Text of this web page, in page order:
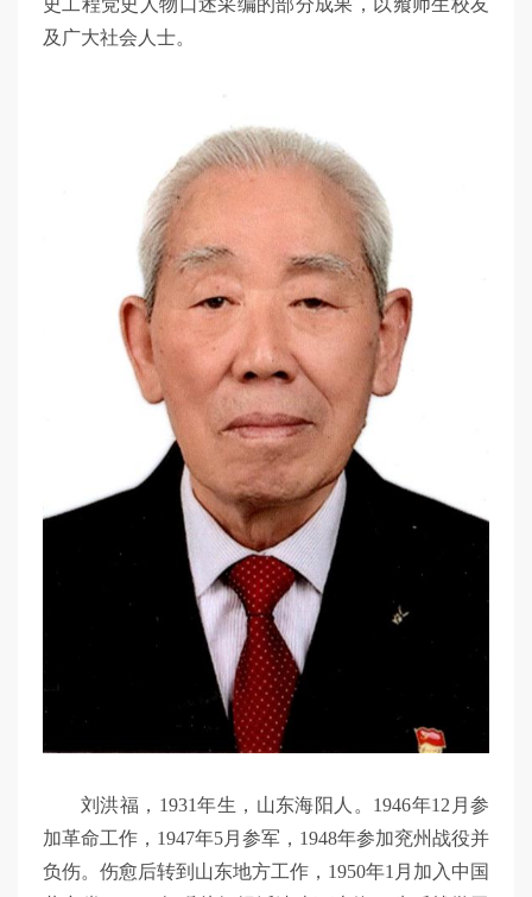
史工程党史人物口述采编的部分成果，以飨师生校友
及广大社会人士。
刘洪福，1931年生，山东海阳人。1946年12月参
加革命工作，1947年5月参军，1948年参加兖州战役并
负伤。伤愈后转到山东地方工作，1950年1月加入中国